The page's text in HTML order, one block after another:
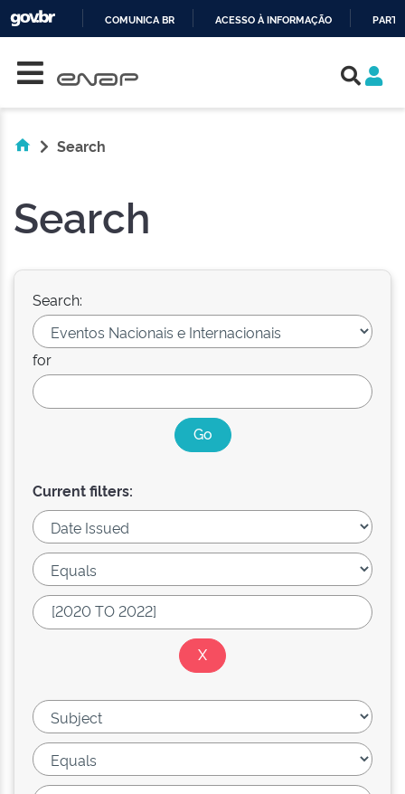
COMUNICA BR ACESSO À INFORMAÇÃO
Search
Search
Search:
for
Current filters: